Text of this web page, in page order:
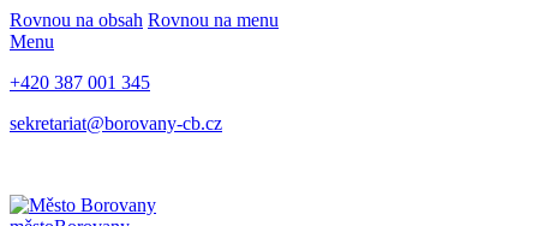
Rovnou na obsah Rovnou na menu
Menu
+420 387 001 345
sekretariat@borovany-cb.cz